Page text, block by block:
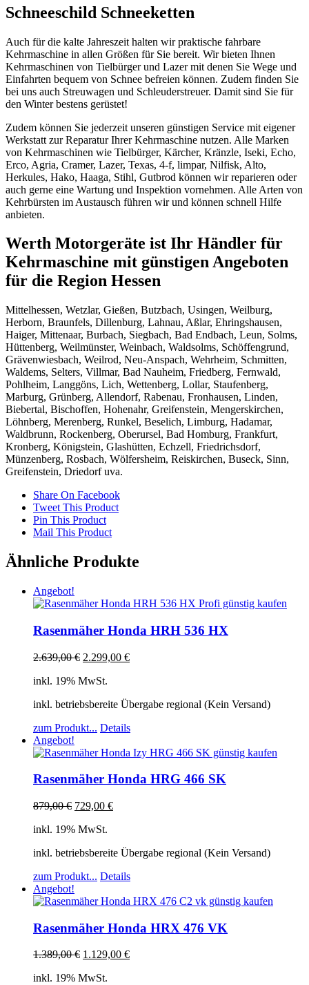
Schneeschild Schneeketten
Auch für die kalte Jahreszeit halten wir praktische fahrbare
Kehrmaschine in allen Größen für Sie bereit. Wir bieten Ihnen
Kehrmaschinen von Tielbürger und Lazer mit denen Sie Wege und
Einfahrten bequem von Schnee befreien können. Zudem finden Sie
bei uns auch Streuwagen und Schleuderstreuer. Damit sind Sie für
den Winter bestens gerüstet!
Zudem können Sie jederzeit unseren günstigen Service mit eigener
Werkstatt zur Reparatur Ihrer Kehrmaschine nutzen. Alle Marken
von Kehrmaschinen wie Tielbürger, Kärcher, Kränzle, Iseki, Echo,
Erco, Agria, Cramer, Lazer, Texas, 4-f, limpar, Nilfisk, Alto,
Herkules, Hako, Haaga, Stihl, Gutbrod können wir reparieren oder
auch gerne eine Wartung und Inspektion vornehmen. Alle Arten von
Kehrbürsten im Austausch führen wir und können schnell Hilfe
anbieten.
Werth Motorgeräte ist Ihr Händler für
Kehrmaschine mit günstigen Angeboten
für die Region Hessen
Mittelhessen, Wetzlar, Gießen, Butzbach, Usingen, Weilburg,
Herborn, Braunfels, Dillenburg, Lahnau, Aßlar, Ehringshausen,
Haiger, Mittenaar, Burbach, Siegbach, Bad Endbach, Leun, Solms,
Hüttenberg, Weilmünster, Weinbach, Waldsolms, Schöffengrund,
Grävenwiesbach, Weilrod, Neu-Anspach, Wehrheim, Schmitten,
Waldems, Selters, Villmar, Bad Nauheim, Friedberg, Fernwald,
Pohlheim, Langgöns, Lich, Wettenberg, Lollar, Staufenberg,
Marburg, Grünberg, Allendorf, Rabenau, Fronhausen, Linden,
Biebertal, Bischoffen, Hohenahr, Greifenstein, Mengerskirchen,
Löhnberg, Merenberg, Runkel, Beselich, Limburg, Hadamar,
Waldbrunn, Rockenberg, Oberursel, Bad Homburg, Frankfurt,
Kronberg, Königstein, Glashütten, Echzell, Friedrichsdorf,
Münzenberg, Rosbach, Wölfersheim, Reiskirchen, Buseck, Sinn,
Greifenstein, Driedorf uva.
Share On Facebook
Tweet This Product
Pin This Product
Mail This Product
Ähnliche Produkte
Angebot!
Rasenmäher Honda HRH 536 HX
2.639,00€ 2.299,00 €
inkl. 19% MwSt.
inkl. betriebsbereite Übergabe regional (Kein Versand)
zum Produkt... Details
Angebot!
Rasenmäher Honda HRG 466 SK
879,00€ 729,00 €
inkl. 19% MwSt.
inkl. betriebsbereite Übergabe regional (Kein Versand)
zum Produkt... Details
Angebot!
Rasenmäher Honda HRX 476 VK
1.389,00€ 1.129,00 €
inkl. 19% MwSt.